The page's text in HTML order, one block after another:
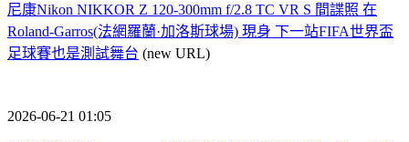
尼康Nikon NIKKOR Z 120-300mm f/2.8 TC VR S 間諜照 在
Roland-Garros(法網羅蘭·加洛斯球場) 現身 下一站FIFA世界盃
足球賽也是測試舞台 (new URL)
2026-06-21 01:05